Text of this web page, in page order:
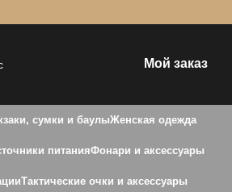
Мой заказ
сумки и баулыЖенская одежда
питанияФонари и аксессуары
Тактические очки и аксессуары